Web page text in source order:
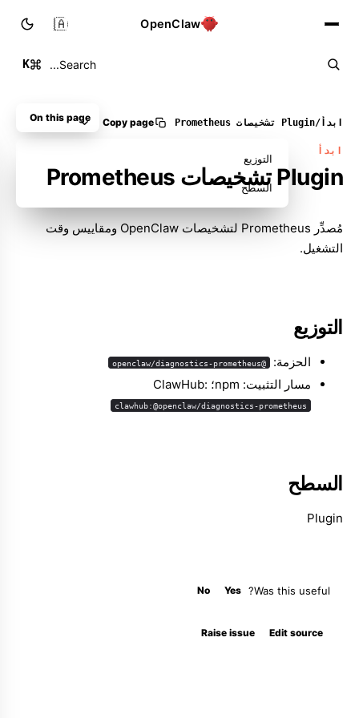
OpenClaw
Search...
K
🇸🇦
ابدأ /Plugin تشخيصات Prometheus Copy page
ابدأ
Plugin تشخيصات Prometheus
مُصدِّر Prometheus لتشخيصات OpenClaw ومقاييس وقت
التشغيل.
التوزيع
الحزمة: @openclaw/diagnostics-prometheus
مسار التثبيت: npm؛ ClawHub:
clawhub:@openclaw/diagnostics-prometheus
السطح
Plugin
Was this useful?
Yes
No
Edit source
Raise issue
On this page
التوزيع
السطح
Molty